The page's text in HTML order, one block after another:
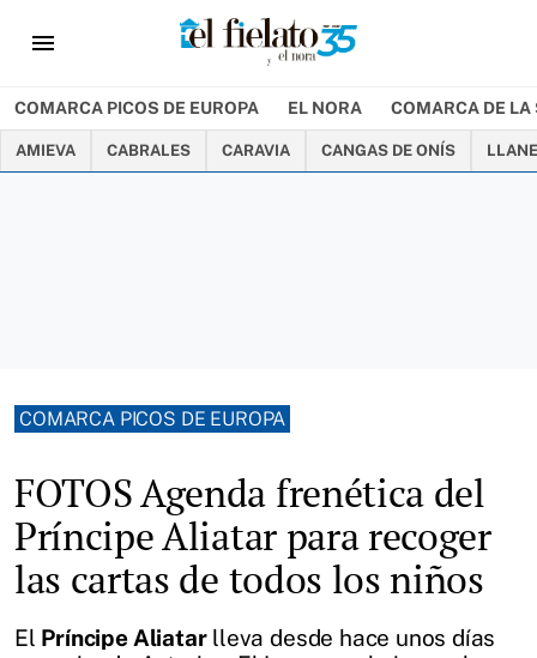
menu
COMARCA PICOS DE EUROPA EL NORA COMARCA DE LA
AMIEVA CABRALES CARAVIA CANGAS DE ONÍS
COMARCA PICOS DE EUROPA
FOTOS Agenda frenética del
Príncipe Aliatar para recoger
las cartas de todos los niños
El Príncipe Aliatarlleva desde hace unos días